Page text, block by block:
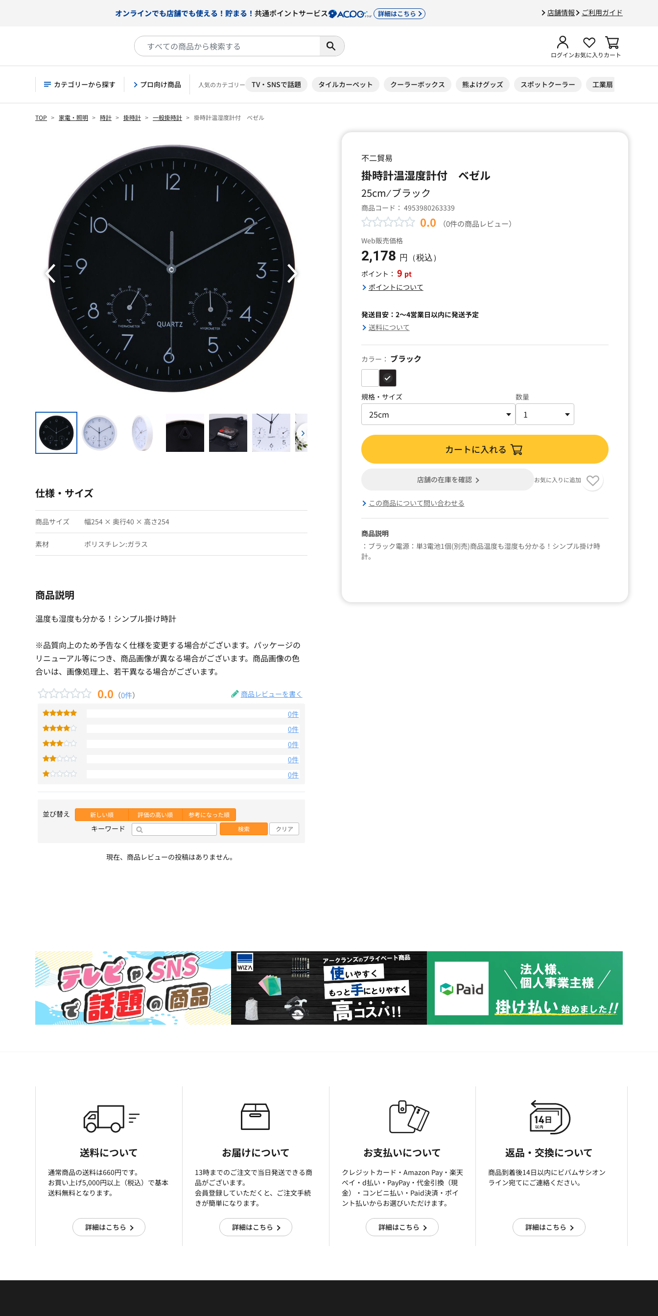
店舗情報 ご利用ガイド
オンラインでも店舗でも使える！貯まる！ 共通ポイントサービス 詳細はこちら
ログインお気に入りカート
カテゴリーから探す プロ向け商品 人気のカテゴリー TV・SNSで話題 タイルカーペット クーラーボックス 熊よけグッズ スポットクーラー 工業扇
TOP 家電・照明 時計 掛時計 一般掛時計 掛時計温湿度計付 ベゼル
不二貿易
掛時計温湿度計付 ベゼル
25cm ⁄ ブラック
商品コード： 4953980263339
0.0 （0件の商品レビュー）
Web販売価格
2,178 円（税込）
ポイント： 9 pt
ポイントについて
発送目安：2～4営業日以内に発送予定
送料について
カラー： ブラック
規格・サイズ 数量
カートに入れる
店舗の在庫を確認 お気に入りに追加
この商品について問い合わせる
商品説明
：ブラック電源：単3電池1個(別売)商品温度も湿度も分かる！シンプル掛け時
計。
仕様・サイズ
商品サイズ 幅254 × 奥行40 × 高さ254
素材 ポリスチレン:ガラス
商品説明
温度も湿度も分かる！シンプル掛け時計
※品質向上のため予告なく仕様を変更する場合がございます。パッケージの
リニューアル等につき、商品画像が異なる場合がございます。商品画像の色
合いは、画像処理上、若干異なる場合がございます。
0.0 （0件） 商品レビューを書く
0件
0件
0件
0件
0件
並び替え 新しい順 評価の高い順 参考になった順
キーワード 検索 クリア
現在、商品レビューの投稿はありません。
送料について
通常商品の送料は660円です。
お買い上げ5,000円以上（税込）で基本
送料無料となります。
詳細はこちら
お届けについて
13時までのご注文で当日発送できる商
品がございます。
会員登録していただくと、ご注文手続
きが簡単になります。
詳細はこちら
お支払いについて
クレジットカード・Amazon Pay・楽天
ぺイ・d払い・PayPay・代金引換（現
金）・コンビニ払い・Paid決済・ポイ
ント払いからお選びいただけます。
詳細はこちら
返品・交換について
商品到着後14日以内にビバムサシオン
ライン宛てにご連絡ください。
詳細はこちら